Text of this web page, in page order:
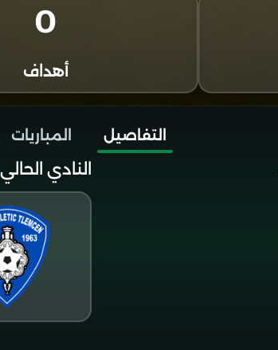
0
أهداف
التفاصيل المباريات
النادي الحالي